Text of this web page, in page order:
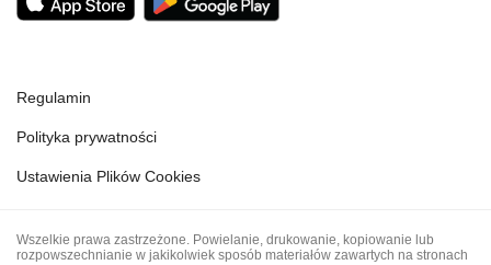
Regulamin
Polityka prywatności
Ustawienia Plików Cookies
Wszelkie prawa zastrzeżone. Powielanie, drukowanie, kopiowanie lub
rozpowszechnianie w jakikolwiek sposób materiałów zawartych na stronach